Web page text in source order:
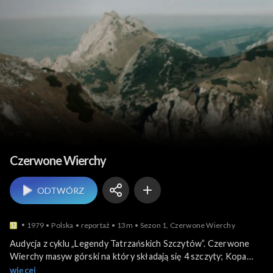
Czerwone Wierchy
ODTWÓRZ
1979 Polska reportaż 13m Sezon 1, Czerwone Wierchy
Audycja z cyklu „Legendy Tatrzańskich Szczytów”. Czerwone
Wierchy masyw górski na który składają się 4 szczyty; Kopa
Kondracka, Małołączniak, Krzesanica i Ciemniak. Kopulaste
więcej